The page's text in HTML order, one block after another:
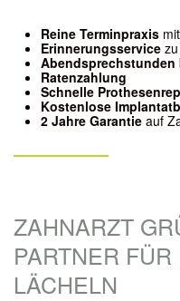
Reine Terminpraxis
Erinnerungsservice
Abendsprechstunden
Ratenzahlung
Schnelle
Kostenlose
2 Jahre Garantie auf
ZAHNARZT
PARTNER
LÄCHELN